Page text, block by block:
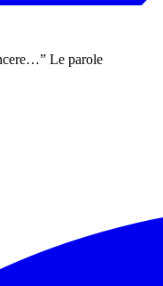
Le parole